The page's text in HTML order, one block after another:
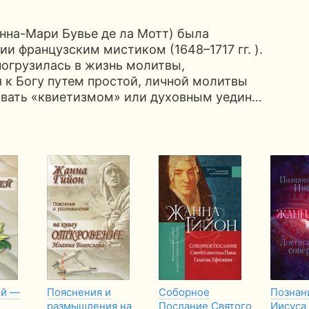
Мари Бувье де ла Мотт) была
французским мистиком (1648–1717 гг. ).
в жизнь молитвы,
к Богу путем простой, личной молитвы
«квиетизмом» или духовным уедин…
—
Пояснения и
размышления на
Соборное
Послание Святого